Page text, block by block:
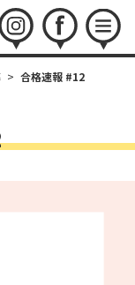
facebookmenu
> 合格速報 #12